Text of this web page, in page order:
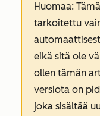
Huomaa:
tarkoitettu
eikä sitä ole
ollen tämän
versiota on
joka sisältää